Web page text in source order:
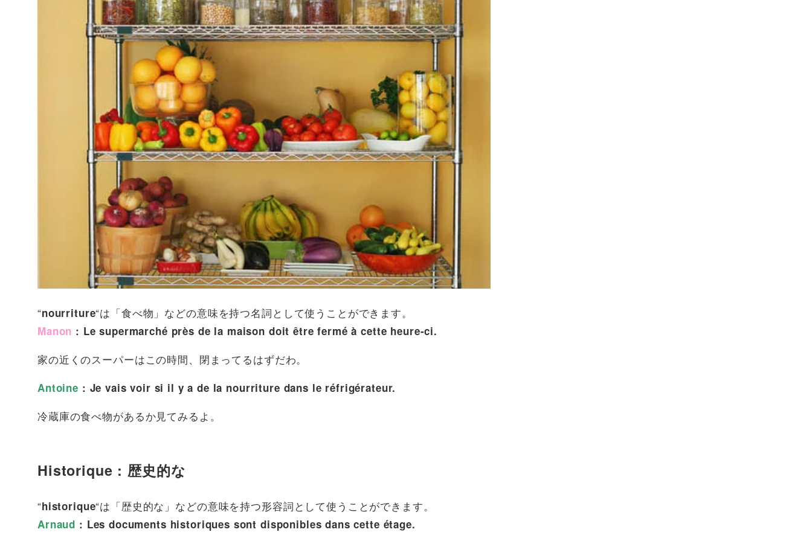
“nourriture“は「食べ物」などの意味を持つ名詞として使うことができます。
Manon : Le supermarché près de la maison doit être fermé à cette heure-ci.
家の近くのスーパーはこの時間、閉まってるはずだわ。
Antoine : Je vais voir si il y a de la nourriture dans le réfrigérateur.
冷蔵庫の食べ物があるか見てみるよ。
Historique : 歴史的な
“historique“は「歴史的な」などの意味を持つ形容詞として使うことができます。
Arnaud : Les documents historiques sont disponibles dans cette étage.